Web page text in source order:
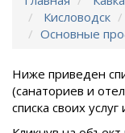
Кисловодск
Основные
Ниже приведен
(санаториев и
списка своих